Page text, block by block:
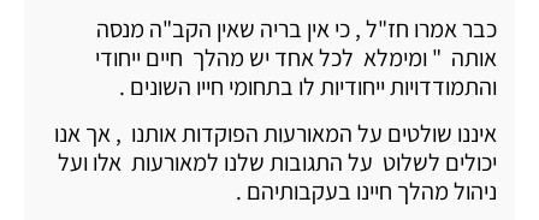
כבר אמרו חז"ל , כי אין בריה שאין הקב"ה מנסה
אותה " ומימלא לכל אחד יש מהלך חיים ייחודי
והתמודדויות ייחודיות לו בתחומי חייו השונים .
איננו שולטים על המאורעות הפוקדות אותנו , אך אנו
יכולים לשלוט על התגובות שלנו למאורעות אלו ועל
ניהול מהלך חיינו בעקבותיהם .